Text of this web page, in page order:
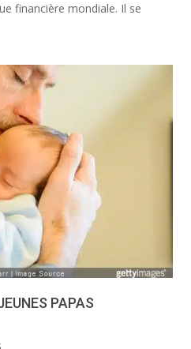
financière mondiale. Il se
PAPAS